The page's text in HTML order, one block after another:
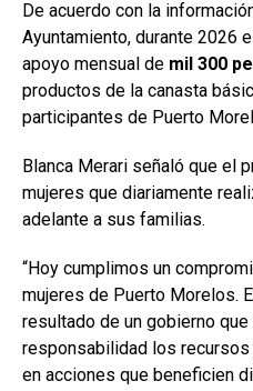
De acuerdo con la
Ayuntamiento, durante 2026
apoyo mensual de mil 300
productos de la canasta
participantes de Puerto
Blanca Merari señaló que el
mujeres que diariamente
adelante a sus familias.
“Hoy cumplimos un
mujeres de Puerto Morelos.
resultado de un gobierno
responsabilidad los
en acciones que beneficien